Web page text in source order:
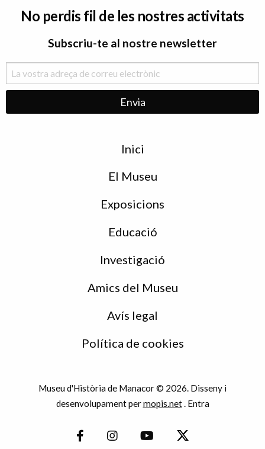
No perdis fil de les nostres activitats
Subscriu-te al nostre newsletter
Inici
El Museu
Exposicions
Educació
Investigació
Amics del Museu
Avís legal
Política de cookies
Museu d'Història de Manacor © 2026. Disseny i
desenvolupament permopis.net Entra